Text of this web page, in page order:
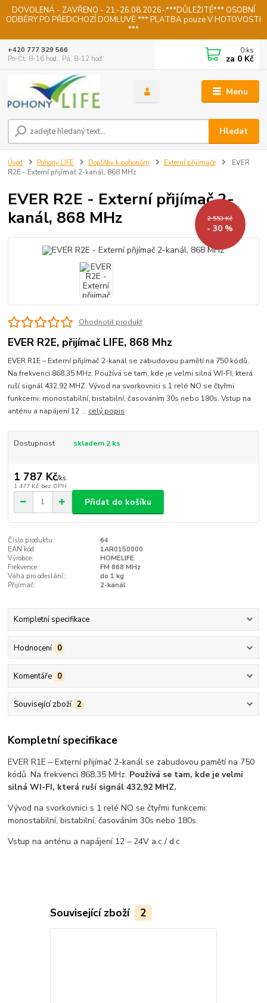
DOVOLENÁ - ZAVŘENO - 21.-26.08.2026-.***DŮLEŽITÉ*** OSOBNÍ
ODBĚRY PO PŘEDCHOZÍ DOMLUVĚ *** PLATBA pouze V HOTOVOSTI
***
Menu
Hledat
+420 777 329 566
Po-Čt: 8-16 hod., Pá: 8-12 hod.
0 ks
za 0 Kč
Úvod Pohony LIFE Doplňky k pohonům Externí přijímače
EVER
R2E - Externí přijímač 2-kanál, 868 MHz
EVER R2E - Externí přijímač 2-
kanál, 868 MHz
2 553 Kč
- 30 %
Ohodnotit produkt
EVER R2E, přijímač LIFE, 868 Mhz
EVER R1E – Externí přijímač 2-kanál se zabudovou pamětí na 750 kódů.
Na frekvenci 868,35 MHz. Používá se tam, kde je velmi silná WI-FI, která
ruší signál 432,92 MHZ. Vývod na svorkovnici s 1 relé NO se čtyřmi
funkcemi: monostabilní, bistabilní, časováním 30s nebo 180s. Vstup na
anténu a napájení 12 ... celý popis
Dostupnost skladem 2 ks
1 787 Kč/ks
1 477 Kč bez DPH
Přidat do košíku
Číslo produktu:
64
EAN kód:
1AR0150000
Výrobce:
HOMELIFE
Frekvence::
FM 868 MHz
Váha pro odeslání::
do 1 kg
Přijímač:
2-kanál
Kompletní specifikace
Hodnocení 0
Komentáře 0
Související zboží 2
Kompletní specifikace
EVER R1E – Externí přijímač 2-kanál se zabudovou pamětí na 750
kódů. Na frekvenci 868,35 MHz. Používá se tam, kde je velmi
silná WI-FI, která ruší signál 432,92 MHZ.
Vývod na svorkovnici s 1 relé NO se čtyřmi funkcemi:
monostabilní, bistabilní, časováním 30s nebo 180s.
Vstup na anténu a napájení 12 – 24V a.c./ d.c
Související zboží 2